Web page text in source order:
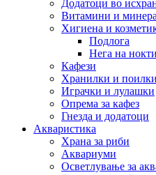
Додатоци во
Витамини и
Хигиена и
Подлога
Нега на нокти
Кафези
Хранилки и поилки
Играчки и лулашки
Опрема за кафез
Гнезда и додатоци
Акваристика
Храна за риби
Аквариуми
Осветлување за